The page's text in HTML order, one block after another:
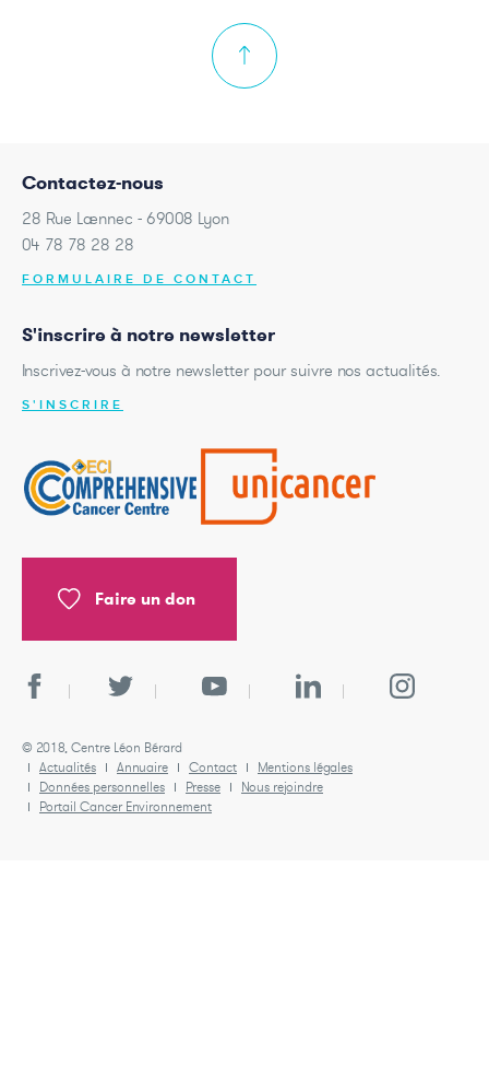
Contactez-nous
28 Rue Laennec - 69008 Lyon
04 78 78 28 28
FORMULAIRE DE CONTACT
S'inscrire à notre newsletter
Inscrivez-vous à notre newsletter pour suivre nos actualités.
S'INSCRIRE
Faire un don
© 2018, Centre Léon Bérard
Actualités
Annuaire Contact
Mentions légales
Données personnelles
Presse
Nous rejoindre
Portail Cancer Environnement